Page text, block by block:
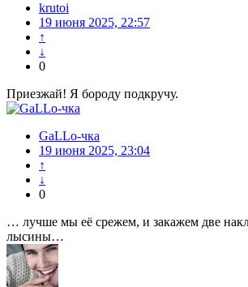
krutoi
19 июня 2025, 22:57
↑
↓
0
Приезжай! Я бороду подкручу.
GaLLo-чка
19 июня 2025, 23:04
↑
↓
0
… лучше мы её срежем, и закажем две
лысины…